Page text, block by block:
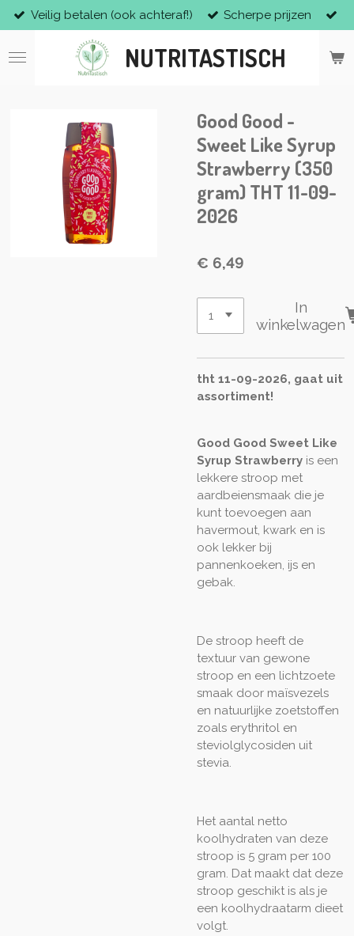
Ga
direct
naar
NUTRITASTISCH
Veilig betalen (ook achteraf!) Scherpe prijzen
Good Good -
Sweet Like Syrup
Strawberry (350
gram) THT 11-09-
2026
€ 6,49
In
winkelwagen
tht 11-09-2026, gaat uit
assortiment!
Good Good Sweet Like
Syrup Strawberry is een
lekkere stroop met
aardbeiensmaak die je
kunt toevoegen aan
havermout, kwark en is
ook lekker bij
pannenkoeken, ijs en
gebak.
De stroop heeft de
textuur van gewone
stroop en een lichtzoete
smaak door maïsvezels
en natuurlijke zoetstoffen
zoals erythritol en
steviolglycosiden uit
stevia.
Het aantal netto
koolhydraten van deze
stroop is 5 gram per 100
gram. Dat maakt dat deze
stroop geschikt is als je
een koolhydraatarm dieet
volgt.